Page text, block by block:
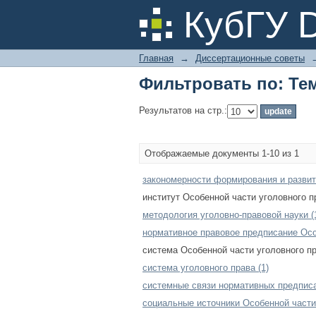
КубГУ
Фильтровать по:
Главная → Диссертационные советы
Фильтровать по:
Результатов на стр.:
Отображаемые документы 1-10 из 1
закономерности формирования и
институт Особенной части уголовного
методология уголовно-правовой науки
нормативное правовое предписание
система Особенной части уголовного
система уголовного права (1)
системные связи нормативных
социальные источники Особенной